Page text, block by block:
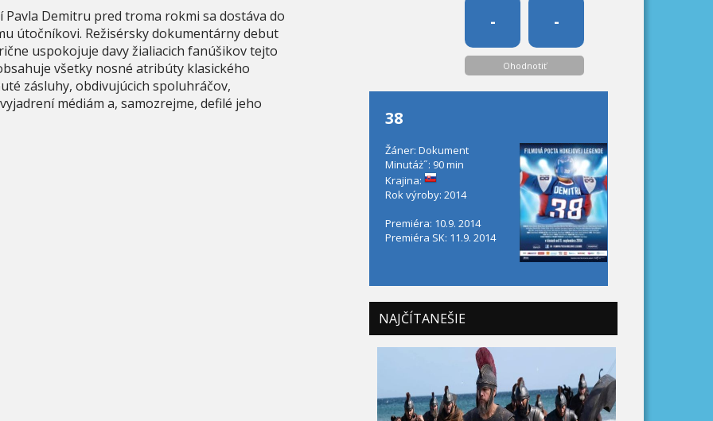
Demitru pred troma rokmi sa dostáva do
útočníkovi. Režisérsky dokumentárny debut
uspokojuje davy žialiacich fanúšikov tejto
všetky nosné atribúty klasického
zásluhy, obdivujúcich spoluhráčov,
médiám a, samozrejme, defilé jeho
- -
Ohodnotiť
38
Žáner: Dokument
Minutáż˝: 90 min
Krajina:
Rok výroby: 2014
Premiéra: 10.9. 2014
Premiéra SK: 11.9. 2014
NAJČÍTANEŠIE